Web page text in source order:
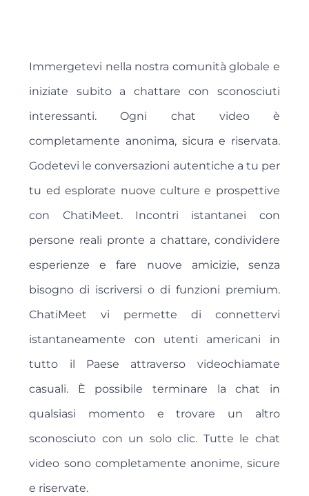
Immergetevi nella nostra comunità globale e
iniziate subito a chattare con sconosciuti
interessanti. Ogni chat video è
completamente anonima, sicura e riservata.
Godetevi le conversazioni autentiche a tu per
tu ed esplorate nuove culture e prospettive
con ChatiMeet. Incontri istantanei con
persone reali pronte a chattare, condividere
esperienze e fare nuove amicizie, senza
bisogno di iscriversi o di funzioni premium.
ChatiMeet vi permette di connettervi
istantaneamente con utenti americani in
tutto il Paese attraverso videochiamate
casuali. È possibile terminare la chat in
qualsiasi momento e trovare un altro
sconosciuto con un solo clic. Tutte le chat
video sono completamente anonime, sicure
e riservate.